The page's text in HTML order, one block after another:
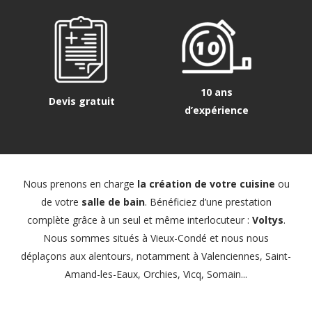
Devis gratuit
10 ans
d’expérience
Nous prenons en charge la création de votre cuisine ou
de votre salle de bain. Bénéficiez d’une prestation
complète grâce à un seul et même interlocuteur : Voltys.
Nous sommes situés à Vieux-Condé et nous nous
déplaçons aux alentours, notamment à Valenciennes, Saint-
Amand-les-Eaux, Orchies, Vicq, Somain...